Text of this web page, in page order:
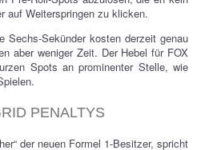
auf Weiterspringen zu klicken.
Sechs-Sekünder kosten derzeit genau
aber weniger Zeit. Der Hebel für FOX
Spots an prominenter Stelle, wie
PENALTYS
der neuen Formel 1-Besitzer, spricht